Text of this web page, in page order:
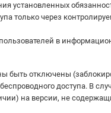
установленных
только через
в
быть отключены
доступа. В
на версии, не